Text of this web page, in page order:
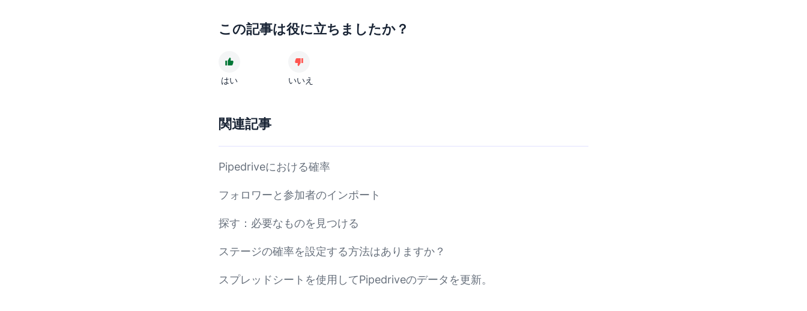
この記事は役に立ちましたか？
はい いいえ
関連記事
Pipedriveにおける確率
フォロワーと参加者のインポート
探す：必要なものを見つける
ステージの確率を設定する方法はありますか？
スプレッドシートを使用してPipedriveのデータを更新。